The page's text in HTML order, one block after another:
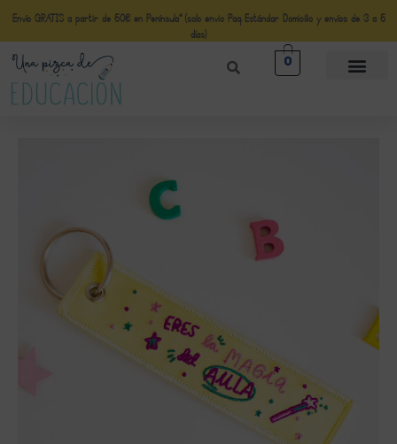
Envío GRATIS a partir de 50€ en Península* (solo envio Paq Estándar Domicilio y envíos de 3 a 5
días)
0